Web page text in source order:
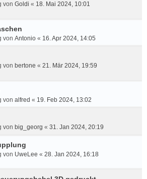
von Goldi « 18. Mai 2024, 10:01
von Antonio « 16. Apr 2024, 14:05
von bertone « 21. Mär 2024, 19:59
von alfred « 19. Feb 2024, 13:02
von big_georg « 31. Jan 2024, 20:19
von UweLee « 28. Jan 2024, 16:18